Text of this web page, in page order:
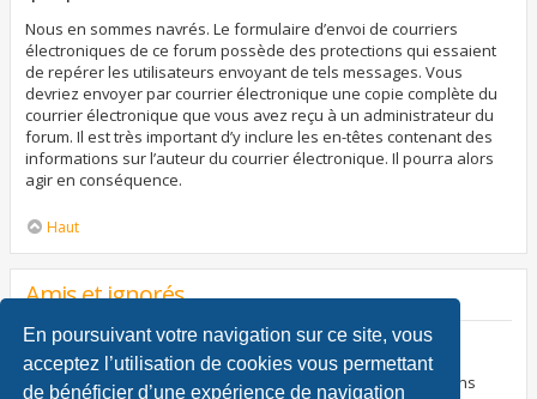
En poursuivant votre navigation sur ce site, vous
acceptez l’utilisation de cookies vous permettant
de bénéficier d’une expérience de navigation
Nous en sommes navrés. Le formulaire d’envoi de courriers
électroniques de ce forum possède des protections qui essaient
de repérer les utilisateurs envoyant de tels messages. Vous
devriez envoyer par courrier électronique une copie complète du
courrier électronique que vous avez reçu à un administrateur du
forum. Il est très important d’y inclure les en-têtes contenant des
informations sur l’auteur du courrier électronique. Il pourra alors
agir en conséquence.
Haut
Amis et ignorés
À quoi sert ma liste d’amis et d’ignorés ?
Vous pouvez utiliser ces listes afin d’organiser et trier certains